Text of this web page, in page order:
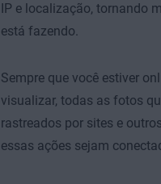
IP e localização, tornando
está fazendo.
Sempre que você estiver
visualizar, todas as fotos
rastreados por sites e
essas ações sejam